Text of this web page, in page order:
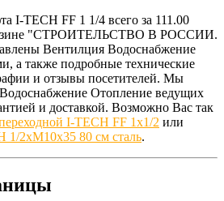
I-TECH FF 1 1/4 всего за 111.00
"СТРОИТЕЛЬСТВО В РОССИИ.
Вентилция Водоснабжение
а также подробные технические
и отзывы посетителей. Мы
Отопление ведущих
и доставкой. Возможно Вас так
I-TECH FF 1x1/2 или
1/2хМ10х35 80 см сталь.